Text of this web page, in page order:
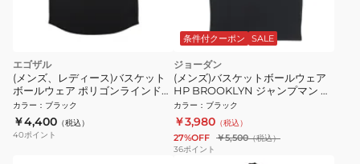
エゴザル
(メンズ、レディース)バスケット
ボールウェア ポリゴンラインド
半袖Tシャツ
EZSS26UST012C001
カラー ： ブラック
￥4,400 （税込）
40ポイント
条件付クーポン SALE
ジョーダン
(メンズ)バスケットボールウェア
HP BROOKLYN ジャンプマン 半
袖Tシャツ GFX クルー IF3043-
010
カラー ： ブラック
￥3,980 （税込）
27%OFF ￥5,500（税込）
36ポイント